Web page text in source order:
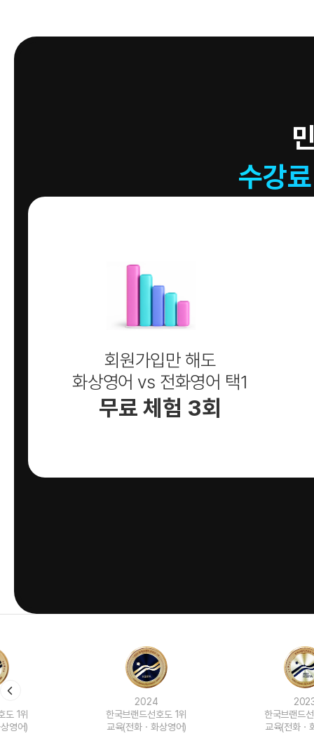
수강
회원가입만 해도
화상영어 vs 전화영어 택1
무료 체험 3회
한국브랜드선호도 1위
교육(전화ㆍ화상영어)
한국브랜드선호도 1위
교육(전화ㆍ화상영어)